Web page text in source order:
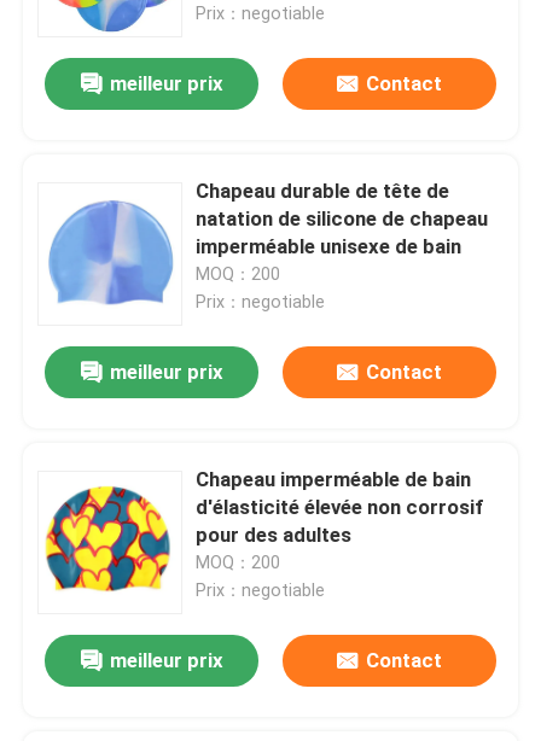
Des produits
Au sujet de nous
Visite d'usine
Prix：negotiable
meilleur prix Contact
Chapeau durable de tête de
natation de silicone de chapeau
imperméable unisexe de bain
MOQ：200
Prix：negotiable
meilleur prix Contact
Chapeau imperméable de bain
d'élasticité élevée non corrosif
pour des adultes
MOQ：200
Prix：negotiable
meilleur prix Contact